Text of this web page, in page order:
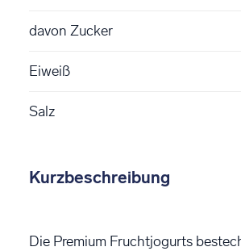
davon Zucker
Eiweiß
Salz
Kurzbeschreibung
Die Premium Fruchtjogurts